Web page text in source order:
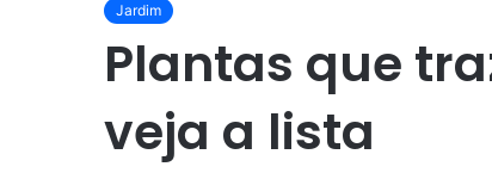
Jardim
Plantas que
veja a lista